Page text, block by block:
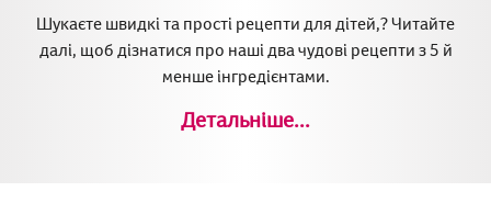
Шукаєте швидкі та прості рецепти для дітей,? Читайте
далі, щоб дізнатися про наші два чудові рецепти з 5 й
менше інгредієнтами.
Детальніше...